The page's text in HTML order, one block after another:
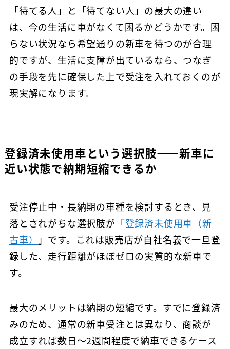
「待てる人」と「待てない人」の最大の違い
は、今の生活に車がなくて困るかどうかです。困
らない状況なら希望通りの新車を待つのが合理
的ですが、生活に支障が出ているなら、つなぎ
の手段を先に確保した上で受注を入れておくのが
現実解になります。
登録済未使用車という選択肢——新車に
近い状態で納期短縮できるか
受注停止中・長納期の車種を検討するとき、見
落とされがちな選択肢が「登録済未使用車（新
古車）
」です。これは販売店が自社名義で一旦登
録した、走行距離がほぼゼロの実質的な新車で
す。
最大のメリットは納期の短縮です。すでに登録済
みのため、通常の新車受注とは異なり、商談が
成立すれば数日〜2週間程度で納車できるケース